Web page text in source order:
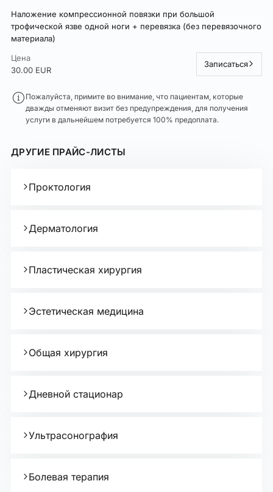
Наложение компрессионной повязки при большой
трофической язве одной ноги + перевязка (без перевязочного
материала)
Цена
30.00 EUR
Записаться
Пожалуйста, примите во внимание, что пациентам, которые
дважды отменяют визит без предупреждения, для получения
услуги в дальнейшем потребуется 100% предоплата.
ДРУГИЕ ПРАЙС-ЛИСТЫ
Проктология
Дерматология
Пластическая хирургия
Эстетическая медицина
Общая хирургия
Дневной стационар
Ультрасонография
Болевая терапия